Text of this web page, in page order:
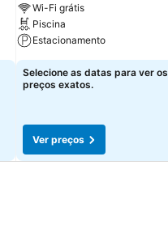
Wi-Fi grátis
Piscina
Estacionamento
Selecione as datas para ver os
preços exatos.
Ver preços